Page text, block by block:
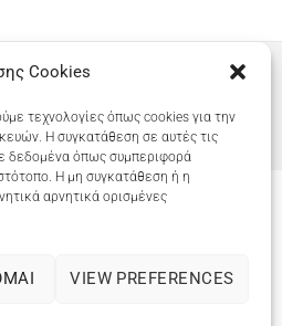
Cookies
τεχνολογίες όπως cookies για την
Η συγκατάθεση σε αυτές τις
δεδομένα όπως συμπεριφορά
Η μη συγκατάθεση ή η
αρνητικά ορισμένες
VIEW PREFERENCES